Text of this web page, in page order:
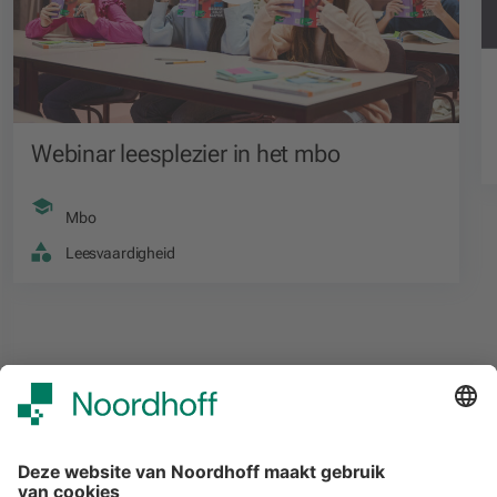
Webinar leesplezier in het mbo
Mbo
Leesvaardigheid